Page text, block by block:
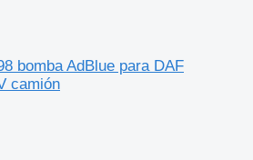
bomba AdBlue para DAF
camión